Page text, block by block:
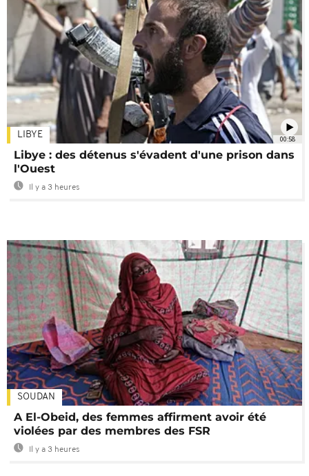
00:58
LIBYE
Libye : des détenus s'évadent d'une prison dans
l'Ouest
Il y a 3 heures
SOUDAN
A El-Obeid, des femmes affirment avoir été
violées par des membres des FSR
Il y a 3 heures